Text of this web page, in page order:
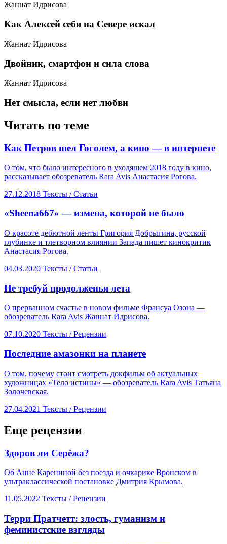
Жаннат Идрисова
​Как Алексей себя на Севере искал
Жаннат Идрисова
​Двойник, смартфон и сила слова
Жаннат Идрисова
​Нет смысла, если нет любви
Читать по теме
​Как Петров шел Гоголем, а кино — в интернете
О том, что было интересного в уходящем 2018 году в кино,
рассказывает обозреватель Rara Avis Анастасия Рогова.
27.12.2018 Тексты /Статьи
«Sheena667» — измена, которой не было
О красоте дебютной ленты Григория Добрыгина, русской
глубинке и тлетворном влиянии Запада пишет кинокритик
Анастасия Рогова.
04.03.2020 Тексты /Статьи
​Не требуй продолженья лета
О прерванном счастье в новом фильме Франсуа Озона —
обозреватель Rara Avis Жаннат Идрисова.
07.10.2020 Тексты /Рецензии
Последние амазонки на планете
О том, почему стоит смотреть докфильм об актуальных
художницах «Тело истины» — обозреватель Rara Avis Татьяна
Золочевская.
27.04.2021 Тексты /Рецензии
Еще рецензии
​Здоров ли Серёжа?
Об Анне Карениной без поезда и очкарике Вронском в
ультраклассической постановке Дмитрия Крымова.
11.05.2022 Тексты /Рецензии
Терри Пратчетт: злость, гуманизм и
феминистские взгляды